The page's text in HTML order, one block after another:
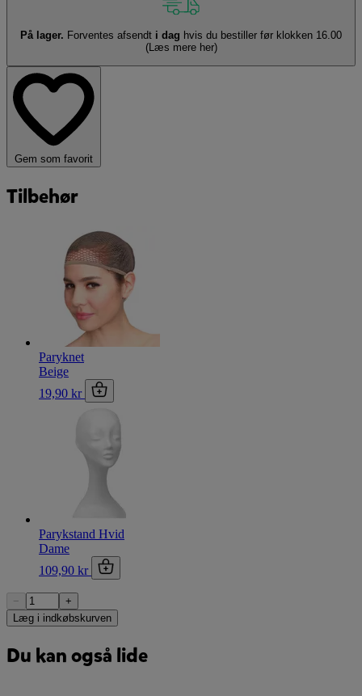
På lager. Forventes afsendt i dag hvis du bestiller før klokken 16.00
(Læs mere her)
Gem som favorit
Tilbehør
Paryknet
Beige
19,90 kr
Parykstand Hvid
Dame
109,90 kr
−
+
Læg i indkøbskurven
Du kan også lide